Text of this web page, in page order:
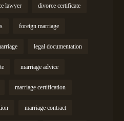
divorce certificate
lawyer
foreign marriage
legal documentation
marriage advice
marriage certification
marriage contract